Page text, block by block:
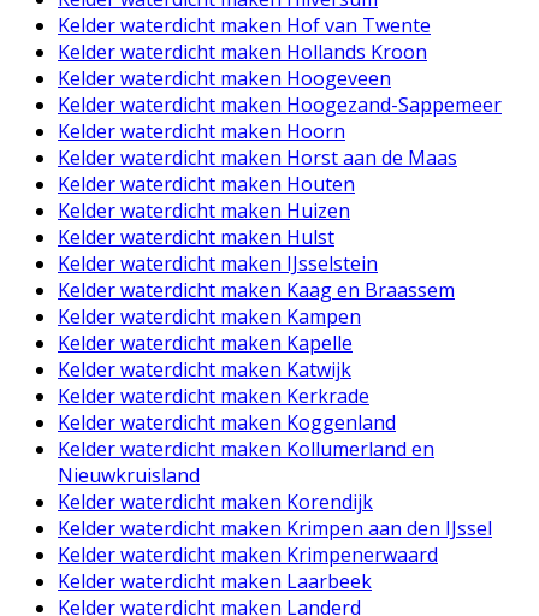
Kelder waterdicht maken Hof van Twente
Kelder waterdicht maken Hollands Kroon
Kelder waterdicht maken Hoogeveen
Kelder waterdicht maken Hoogezand-Sappemeer
Kelder waterdicht maken Hoorn
Kelder waterdicht maken Horst aan de Maas
Kelder waterdicht maken Houten
Kelder waterdicht maken Huizen
Kelder waterdicht maken Hulst
Kelder waterdicht maken IJsselstein
Kelder waterdicht maken Kaag en Braassem
Kelder waterdicht maken Kampen
Kelder waterdicht maken Kapelle
Kelder waterdicht maken Katwijk
Kelder waterdicht maken Kerkrade
Kelder waterdicht maken Koggenland
Kelder waterdicht maken Kollumerland en
Nieuwkruisland
Kelder waterdicht maken Korendijk
Kelder waterdicht maken Krimpen aan den IJssel
Kelder waterdicht maken Krimpenerwaard
Kelder waterdicht maken Laarbeek
Kelder waterdicht maken Landerd